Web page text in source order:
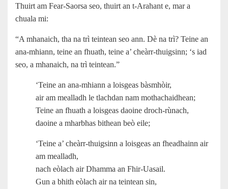
Thuirt am Fear-Saorsa seo, thuirt an t‑Arahant e, mar a
chuala mi:
“A mhanaich, tha na trì teintean seo ann. Dè na trì? Teine an
ana-mhiann, teine an fhuath, teine a’ cheàrr-thuigsinn; ‘s iad
seo, a mhanaich, na trì teintean.”
‘Teine an ana-mhiann a loisgeas bàsmhòir,
air am mealladh le tlachdan nam mothachaidhean;
Teine an fhuath a loisgeas daoine droch‑rùnach,
daoine a mharbhas bithean beò eile;
‘Teine a’ cheàrr-thuigsinn a loisgeas an fheadhainn air
am mealladh,
nach eòlach air Dhamma an Fhir‑Uasail.
Gun a bhith eòlach air na teintean sin,